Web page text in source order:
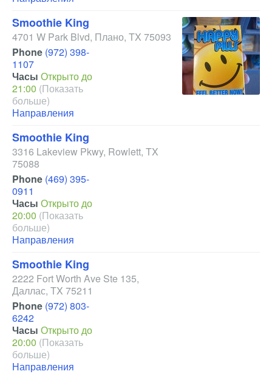
Smoothie King
4701 W Park Blvd, Плано, TX 75093
Phone (972) 398-
1107
Часы Открыто до
21:00 (Показать
больше)
Направления
Smoothie King
3316 Lakeview Pkwy, Rowlett, TX
75088
Phone (469) 395-
0911
Часы Открыто до
20:00 (Показать
больше)
Направления
Smoothie King
2222 Fort Worth Ave Ste 135,
Даллас, TX 75211
Phone (972) 803-
6242
Часы Открыто до
20:00 (Показать
больше)
Направления